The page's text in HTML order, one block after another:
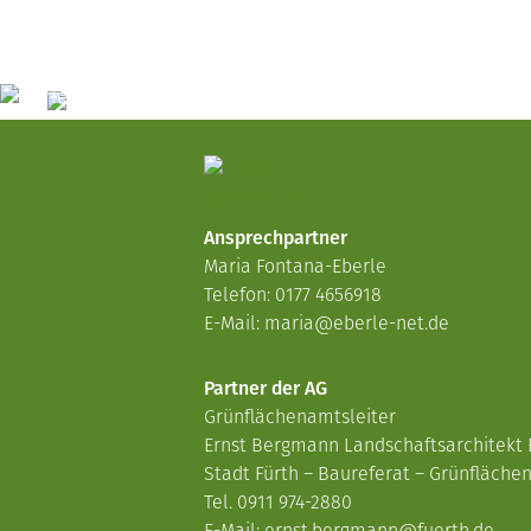
Ansprechpartner
Maria Fontana-Eberle
Telefon: 0177 4656918
E-Mail: maria@eberle-net.de
Partner der AG
Grünflächenamtsleiter
Ernst Bergmann Landschaftsarchitekt
Stadt Fürth – Baureferat –
Tel. 0911 974-2880